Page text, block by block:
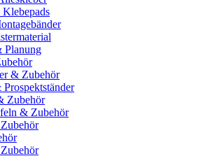
Planung
& Zubehör
Zubehör
& Zubehör